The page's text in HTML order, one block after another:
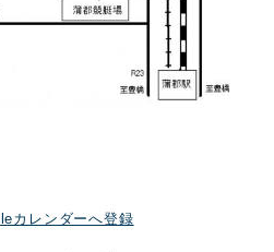
カレンダーへ登録